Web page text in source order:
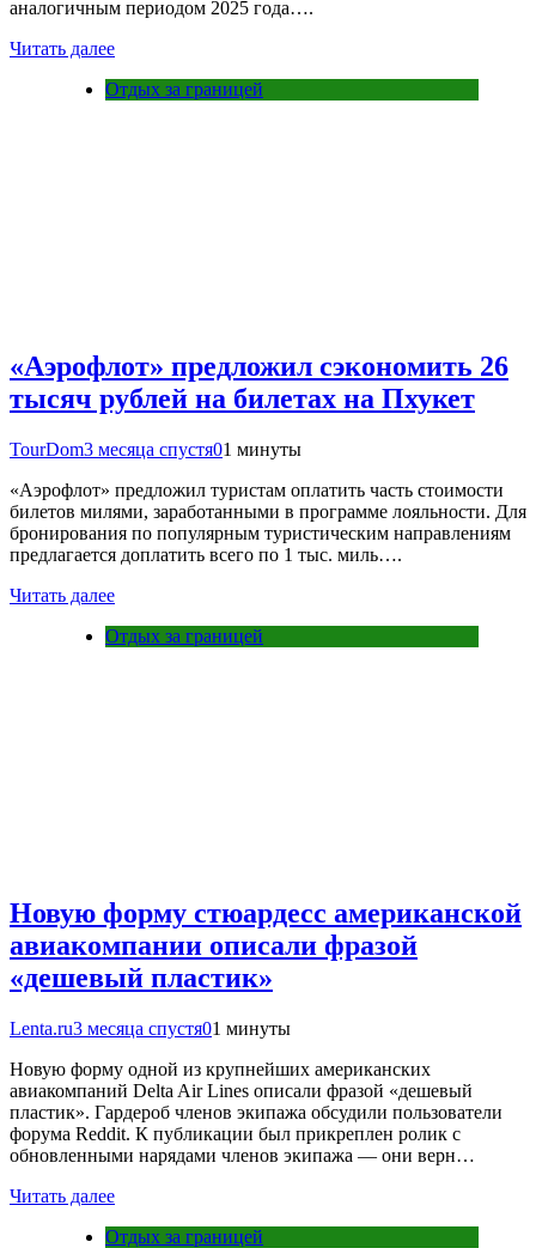
аналогичным периодом 2025 года….
Читать далее
Отдых за границей
«Аэрофлот» предложил сэкономить 26
тысяч рублей на билетах на Пхукет
TourDom3 месяца спустя01 минуты
«Аэрофлот» предложил туристам оплатить часть стоимости
билетов милями, заработанными в программе лояльности. Для
бронирования по популярным туристическим направлениям
предлагается доплатить всего по 1 тыс. миль….
Читать далее
Отдых за границей
Новую форму стюардесс американской
авиакомпании описали фразой
«дешевый пластик»
Lenta.ru3 месяца спустя01 минуты
Новую форму одной из крупнейших американских
авиакомпаний Delta Air Lines описали фразой «дешевый
пластик». Гардероб членов экипажа обсудили пользователи
форума Reddit. К публикации был прикреплен ролик с
обновленными нарядами членов экипажа — они верн…
Читать далее
Отдых за границей